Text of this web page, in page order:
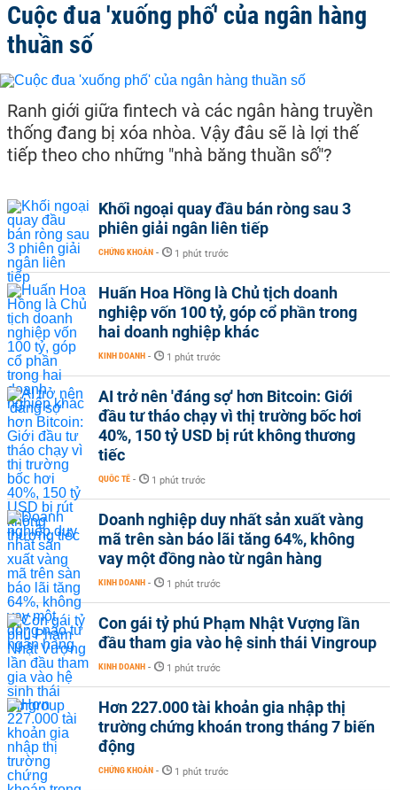
Cuộc đua 'xuống phố' của ngân hàng
thuần số
Ranh giới giữa fintech và các ngân hàng truyền
thống đang bị xóa nhòa. Vậy đâu sẽ là lợi thế
tiếp theo cho những "nhà băng thuần số"?
Khối ngoại quay đầu bán ròng sau 3
phiên giải ngân liên tiếp
CHỨNG KHOÁN - 1 phút trước
Huấn Hoa Hồng là Chủ tịch doanh
nghiệp vốn 100 tỷ, góp cổ phần trong
hai doanh nghiệp khác
KINH DOANH - 1 phút trước
AI trở nên 'đáng sợ' hơn Bitcoin: Giới
đầu tư tháo chạy vì thị trường bốc hơi
40%, 150 tỷ USD bị rút không thương
tiếc
QUỐC TẾ - 1 phút trước
Doanh nghiệp duy nhất sản xuất vàng
mã trên sàn báo lãi tăng 64%, không
vay một đồng nào từ ngân hàng
KINH DOANH - 1 phút trước
Con gái tỷ phú Phạm Nhật Vượng lần
đầu tham gia vào hệ sinh thái Vingroup
KINH DOANH - 1 phút trước
Hơn 227.000 tài khoản gia nhập thị
trường chứng khoán trong tháng 7 biến
động
CHỨNG KHOÁN - 1 phút trước